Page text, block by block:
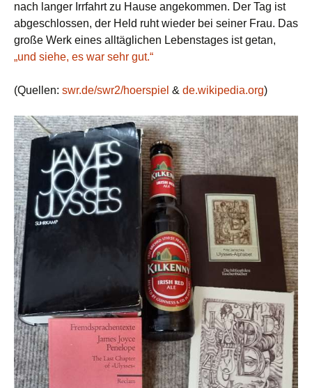
nach langer Irrfahrt zu Hause angekommen. Der Tag ist
abgeschlossen, der Held ruht wieder bei seiner Frau. Das
große Werk eines alltäglichen Lebenstages ist getan,
„und siehe, es war sehr gut.“
(Quellen: swr.de/swr2/hoerspiel & de.wikipedia.org)